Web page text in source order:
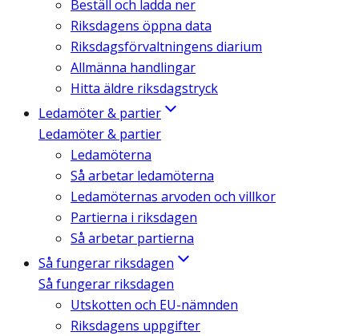
Beställ och ladda ner
Riksdagens öppna data
Riksdagsförvaltningens diarium
Allmänna handlingar
Hitta äldre riksdagstryck
Ledamöter & partier
Ledamöter & partier
Ledamöterna
Så arbetar ledamöterna
Ledamöternas arvoden och villkor
Partierna i riksdagen
Så arbetar partierna
Så fungerar riksdagen
Så fungerar riksdagen
Utskotten och EU-nämnden
Riksdagens uppgifter